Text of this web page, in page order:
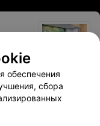
120 руб.,
же, опять
Толку ноль.
обеспечения
сбора